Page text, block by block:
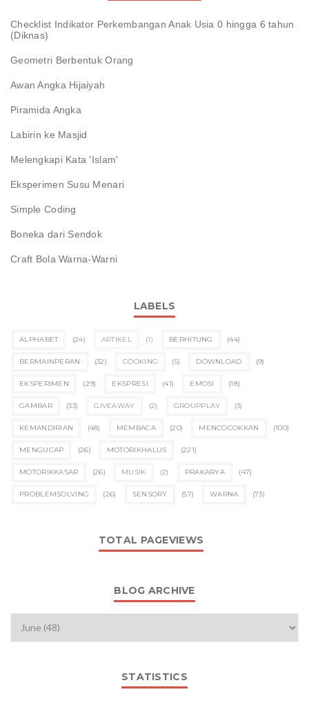
Checklist Indikator Perkembangan Anak Usia 0 hingga 6 tahun
(Diknas)
Geometri Berbentuk Orang
Awan Angka Hijaiyah
Piramida Angka
Labirin ke Masjid
Melengkapi Kata 'Islam'
Eksperimen Susu Menari
Simple Coding
Boneka dari Sendok
Craft Bola Warna-Warni
LABELS
ALPHABET (24) ARTIKEL (1) BERHITUNG (44)
BERMAINPERAN (32) COOKING (5) DOWNLOAD (9)
EKSPERIMEN (29) EKSPRESI (41) EMOSI (18)
GAMBAR (33) GIVEAWAY (2) GROUPPLAY (3)
KEMANDIRIAN (48) MEMBACA (20) MENCOCOKKAN (100)
MENGUCAP (26) MOTORIKHALUS (221)
MOTORIKKASAR (26) MUSIK (2) PRAKARYA (47)
PROBLEMSOLVING (26) SENSORY (57) WARNA (73)
TOTAL PAGEVIEWS
BLOG ARCHIVE
STATISTICS